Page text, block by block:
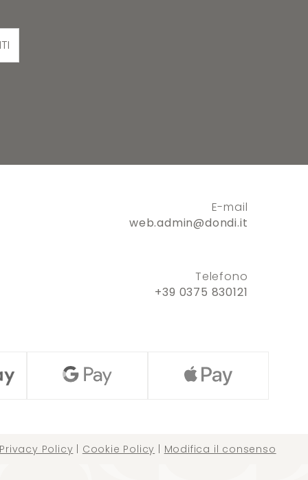
E-mail
web.admin@dondi.it
Telefono
+39 0375 830121
Privacy Policy Cookie Policy Modifica il consenso